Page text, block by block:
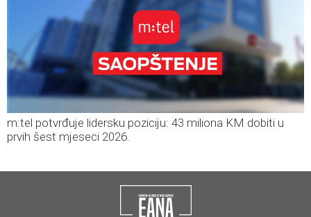
m:tel potvrđuje lidersku poziciju: 43 miliona KM dobiti u
prvih šest mjeseci 2026.